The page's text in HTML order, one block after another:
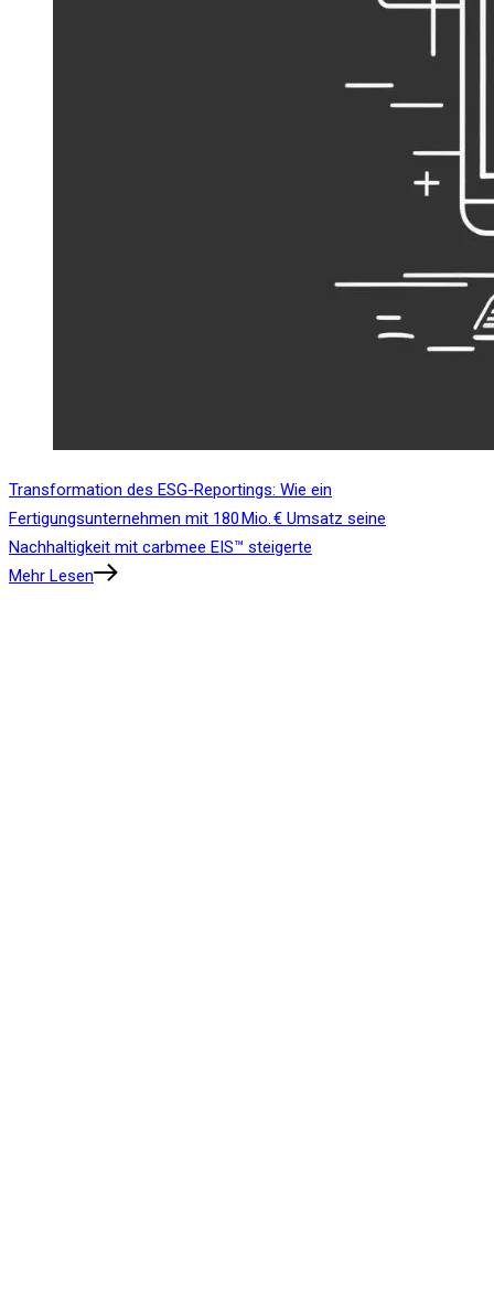
Transformation des ESG-Reportings: Wie ein
Fertigungsunternehmen mit 180 Mio. € Umsatz seine
Nachhaltigkeit mit carbmee EIS™ steigerte
Mehr Lesen